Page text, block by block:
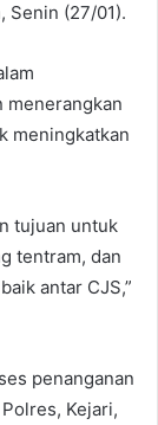
Senin (27/01).
menerangkan
meningkatkan
tujuan untuk
tentram, dan
antar CJS,”
penanganan
Kejari,